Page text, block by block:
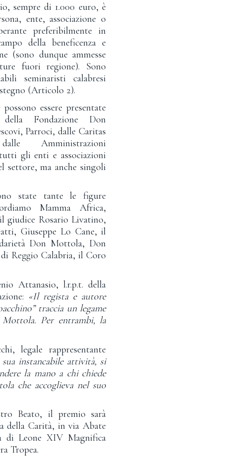
sempre di 1.000 euro, è
ente, associazione o
preferibilmente in
della beneficenza e
(sono dunque ammesse
fuori regione). Sono
seminaristi calabresi
(Articolo 2).
essere presentate
Fondazione Don
Parroci, dalle Caritas
Amministrazioni
gli enti e associazioni
settore, ma anche singoli
state tante le figure
Mamma Africa,
giudice Rosario Livatino,
Giuseppe Lo Cane, il
Don Mottola, Don
Reggio Calabria, il Coro
Attanasio, l.r.p.t. della
«Il regista e autore
traccia un legame
Mottola. Per entrambi, la
legale rappresentante
instancabile attività, si
la mano a chi chiede
che accoglieva nel suo
Beato, il premio sarà
della Carità, in via Abate
di Leone XIV Magnifica
Tropea.